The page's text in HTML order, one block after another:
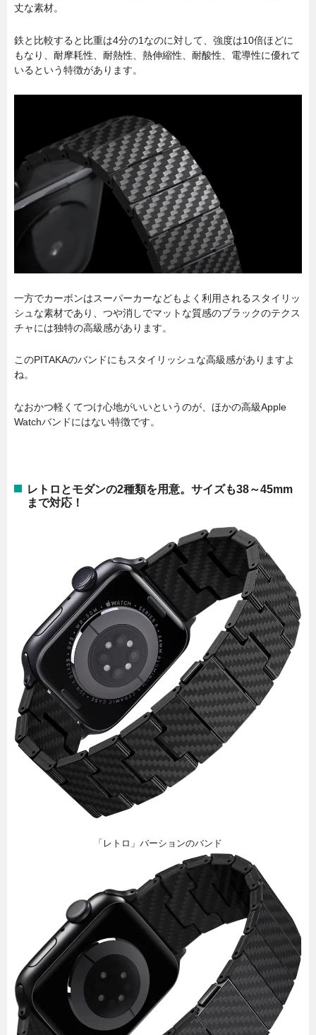
丈な素材。
鉄と比較すると比重は4分の1なのに対して、強度は10倍ほどに
もなり、耐摩耗性、耐熱性、熱伸縮性、耐酸性、電導性に優れて
いるという特徴があります。
一方でカーボンはスーパーカーなどもよく利用されるスタイリッ
シュな素材であり、つや消しでマットな質感のブラックのテクス
チャには独特の高級感があります。
このPITAKAのバンドにもスタイリッシュな高級感がありますよ
ね。
なおかつ軽くてつけ心地がいいというのが、ほかの高級Apple
Watchバンドにはない特徴です。
レトロとモダンの2種類を用意。サイズも38～45mm
まで対応！
「レトロ」バーションのバンド